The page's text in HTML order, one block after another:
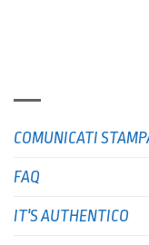
COMUNICATI
FAQ
IT'S AUTHENTICO